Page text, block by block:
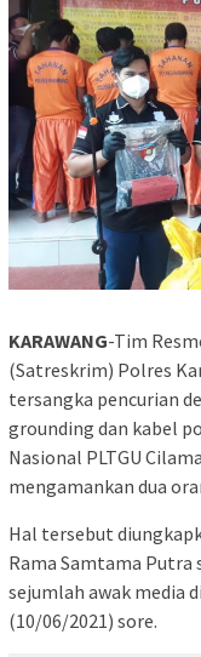
KARAWANG-Tim
(Satreskrim) Polres
tersangka pencurian
grounding dan kabel
Nasional PLTGU
mengamankan dua
Hal tersebut
Rama Samtama
sejumlah awak media
(10/06/2021) sore.